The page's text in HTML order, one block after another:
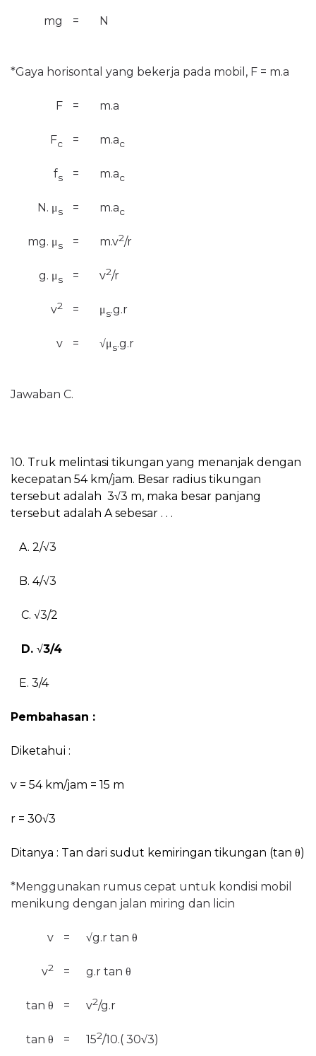
mg = N
*Gaya horisontal yang bekerja pada mobil, F = m.a
F = m.a
Fc = m.ac
fs = m.ac
N. μs = m.ac
mg. μs = m.v2/r
g. μs = v2/r
v2 = μs.g.r
v = √μs.g.r
Jawaban C.
10. Truk melintasi tikungan yang menanjak dengan
kecepatan 54 km/jam. Besar radius tikungan
tersebut adalah 3√3 m, maka besar panjang
tersebut adalah A sebesar . . .
A. 2/√3
B. 4/√3
C. √3/2
D. √3/4
E. 3/4
Pembahasan :
Diketahui :
v = 54 km/jam = 15 m
r = 30√3
Ditanya : Tan dari sudut kemiringan tikungan (tan θ)
*Menggunakan rumus cepat untuk kondisi mobil
menikung dengan jalan miring dan licin
v = √g.r tan θ
v2 = g.r tan θ
tan θ = v2/g.r
tan θ = 152/10.( 30√3)